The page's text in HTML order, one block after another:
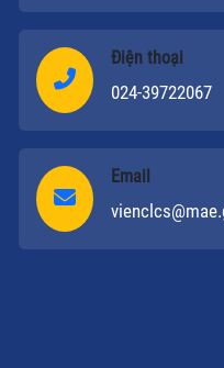
Điện thoại
024-39722067
Email